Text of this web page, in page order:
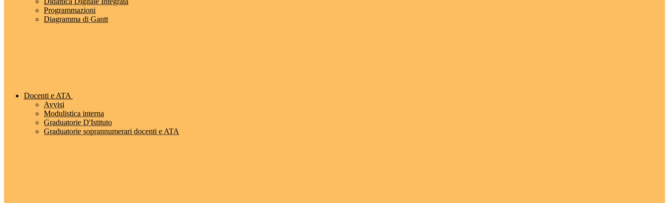
Programmazioni
Diagramma di Gantt
Docenti e ATA
Avvisi
Modulistica interna
Graduatorie D'Istituto
Graduatorie soprannumerari docenti e ATA